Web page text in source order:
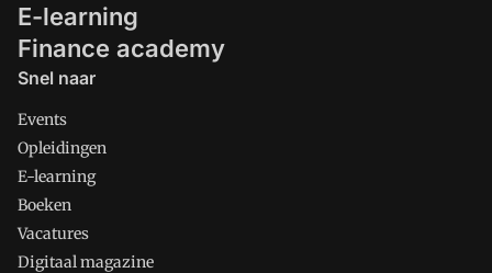
E-learning
Finance academy
Snel naar
Events
Opleidingen
E-learning
Boeken
Vacatures
Digitaal magazine